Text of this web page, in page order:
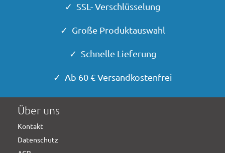
✓ SSL- Verschlüsselung
✓ Große Produktauswahl
✓ Schnelle Lieferung
✓ Ab 60 € Versandkostenfrei
Über uns
Kontakt
Datenschutz